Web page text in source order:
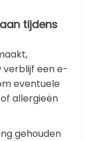
tijdens
verblijf een e-
eventuele
allergieën
gehouden